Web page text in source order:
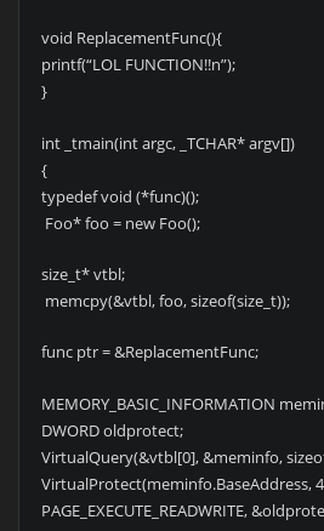
void ReplacementFunc(){
printf(“LOL FUNCTION!!n”);
}
int _tmain(int argc, _TCHAR* argv[])
{
typedef void (*func)();
Foo* foo = new Foo();
size_t* vtbl;
memcpy(&vtbl, foo, sizeof(size_t));
func ptr = &ReplacementFunc;
MEMORY_BASIC_INFORMATION
DWORD oldprotect;
VirtualQuery(&vtbl[0], &meminfo,
VirtualProtect(meminfo.BaseAddress,
PAGE_EXECUTE_READWRITE,